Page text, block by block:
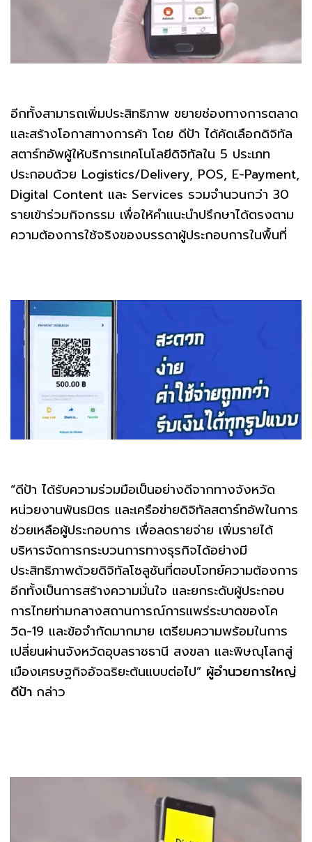
อีกทั้งสามารถเพิ่มประสิทธิภาพ ขยายช่องทางการตลาด
และสร้างโอกาสทางการค้า โดย ดีป้า ได้คัดเลือกดิจิทัล
สตาร์ทอัพผู้ให้บริการเทคโนโลยีดิจิทัลใน 5 ประเภท
ประกอบด้วย Logistics/Delivery, POS, E-Payment,
Digital Content และ Services รวมจำนวนกว่า 30
รายเข้าร่วมกิจกรรม เพื่อให้คำแนะนำปรึกษาได้ตรงตาม
ความต้องการใช้จริงของบรรดาผู้ประกอบการในพื้นที่
“ดีป้า ได้รับความร่วมมือเป็นอย่างดีจากทางจังหวัด
หน่วยงานพันธมิตร และเครือข่ายดิจิทัลสตาร์ทอัพในการ
ช่วยเหลือผู้ประกอบการ เพื่อลดรายจ่าย เพิ่มรายได้
บริหารจัดการกระบวนการทางธุรกิจได้อย่างมี
ประสิทธิภาพด้วยดิจิทัลโซลูชันที่ตอบโจทย์ความต้องการ
อีกทั้งเป็นการสร้างความมั่นใจ และยกระดับผู้ประกอบ
การไทยท่ามกลางสถานการณ์การแพร่ระบาดของโค
วิด-19 และข้อจำกัดมากมาย เตรียมความพร้อมในการ
เปลี่ยนผ่านจังหวัดอุบลราชธานี สงขลา และพิษณุโลกสู่
เมืองเศรษฐกิจอัจฉริยะต้นแบบต่อไป” ผู้อำนวยการใหญ่
ดีป้า กล่าว